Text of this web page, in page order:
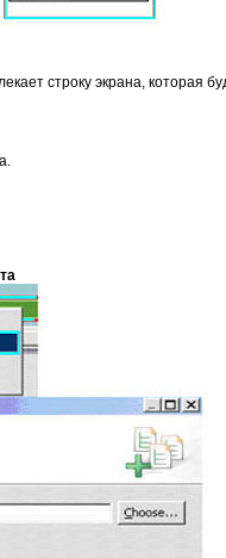
строку экрана, которая